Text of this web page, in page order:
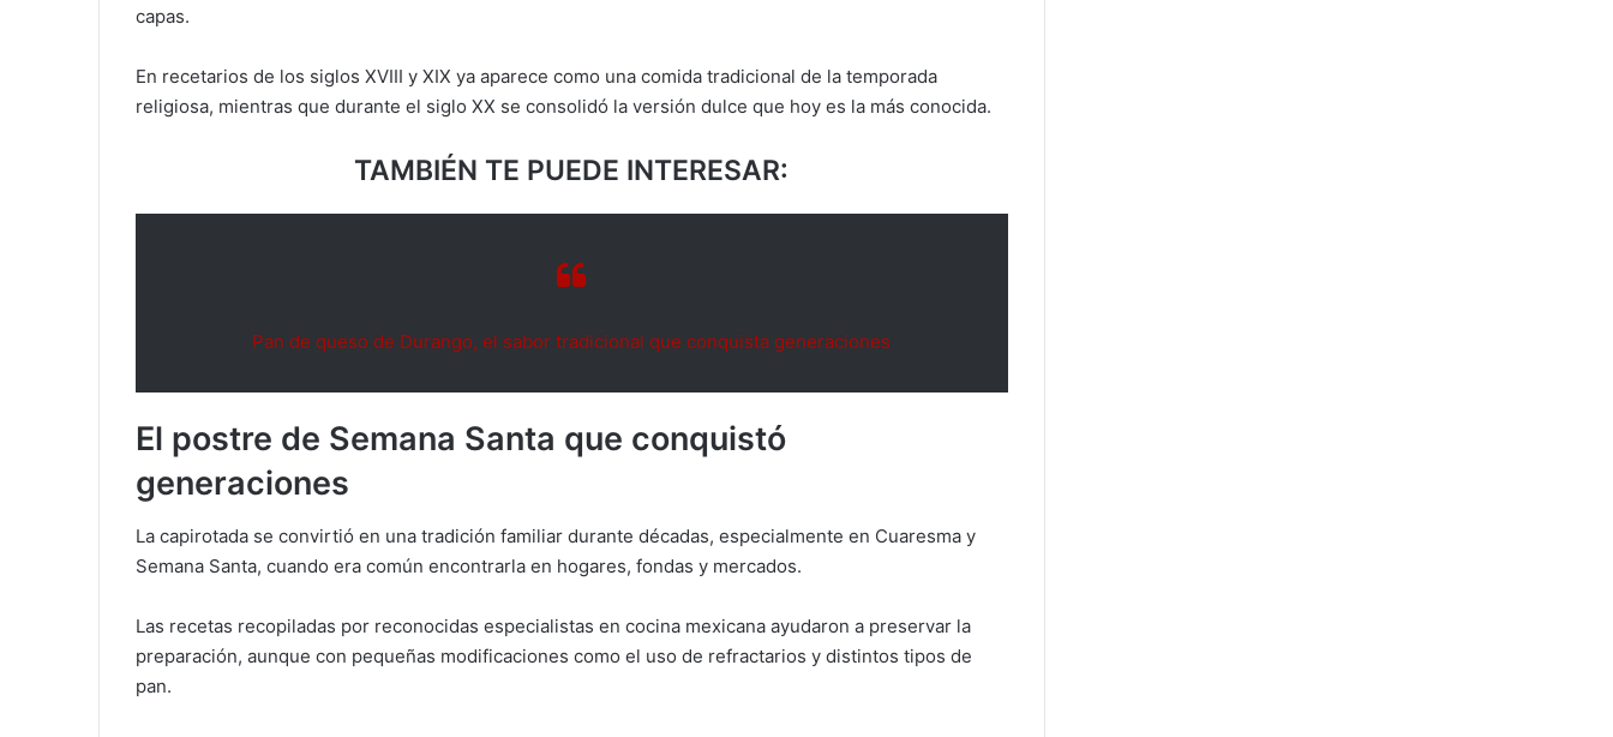
capas.
En recetarios de los siglos XVIII y XIX ya aparece como una comida tradicional de la temporada
religiosa, mientras que durante el siglo XX se consolidó la versión dulce que hoy es la más conocida.
TAMBIÉN TE PUEDE INTERESAR:
Pan de queso de Durango, el sabor tradicional que conquista generaciones
El postre de Semana Santa que conquistó
generaciones
La capirotada se convirtió en una tradición familiar durante décadas, especialmente en Cuaresma y
Semana Santa, cuando era común encontrarla en hogares, fondas y mercados.
Las recetas recopiladas por reconocidas especialistas en cocina mexicana ayudaron a preservar la
preparación, aunque con pequeñas modificaciones como el uso de refractarios y distintos tipos de
pan.